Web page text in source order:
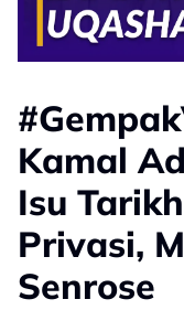
Kamal
Isu
Privasi,
Senrose